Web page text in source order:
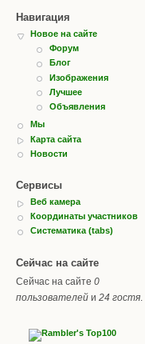
Навигация
Новое на сайте
Форум
Блог
Изображения
Лучшее
Объявления
Мы
Карта сайта
Новости
Сервисы
Веб камера
Координаты участников
Систематика (tabs)
Сейчас на сайте
Сейчас на сайте 0
пользователей и 24 гостя.